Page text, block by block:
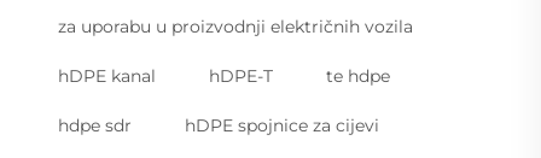
za uporabu u proizvodnji električnih vozila
hDPE kanal hDPE-T te hdpe
hdpe sdr hDPE spojnice za cijevi